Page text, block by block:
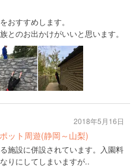
おすすめします。
とのお出かけがいいと思います。
ット周遊(静岡～山梨)
施設に併設されています。入園料
りにしてしまいますが..
2018年5月16日